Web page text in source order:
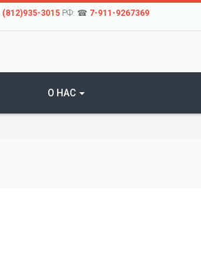
(812)935-3015РФ: ☎ 7-911-9267369
О НАС